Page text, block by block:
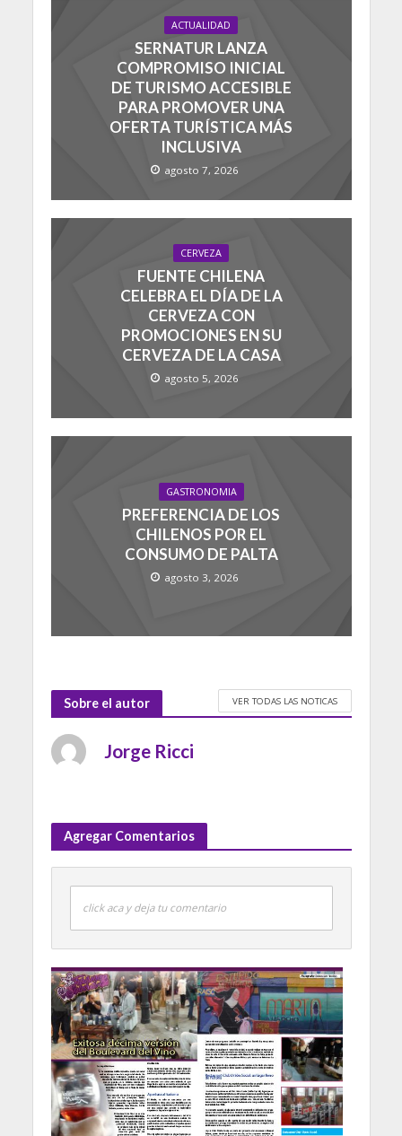
ACTUALIDAD
SERNATUR LANZA
COMPROMISO INICIAL
DE TURISMO ACCESIBLE
PARA PROMOVER UNA
OFERTA TURÍSTICA MÁS
INCLUSIVA
agosto 7, 2026
CERVEZA
FUENTE CHILENA
CELEBRA EL DÍA DE LA
CERVEZA CON
PROMOCIONES EN SU
CERVEZA DE LA CASA
agosto 5, 2026
GASTRONOMIA
PREFERENCIA DE LOS
CHILENOS POR EL
CONSUMO DE PALTA
agosto 3, 2026
Sobre el autor VER TODAS LAS NOTICAS
Jorge Ricci
Agregar Comentarios
click aca y deja tu comentario